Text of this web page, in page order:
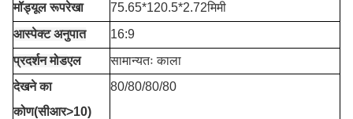
मॉड्यूल रूपरेखा
75.65*120.5*2.72मिमी
आस्पेक्ट अनुपात
16:9
प्रदर्शन मोडएल
सामान्यतः काला
देखने का
कोण(सीआर>10)
80/80/80/80